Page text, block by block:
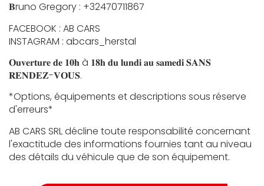
𝐁runo Gregory : +32470711867
FACEBOOK : AB CARS
INSTAGRAM : abcars_herstal
𝐎𝐮𝐯𝐞𝐫𝐭𝐮𝐫𝐞 𝐝𝐞 𝟏𝟎𝐡 à 𝟏𝟖𝐡 𝐝𝐮 𝐥𝐮𝐧𝐝𝐢 𝐚𝐮 𝐬𝐚𝐦𝐞𝐝𝐢 𝐒𝐀𝐍𝐒
𝐑𝐄𝐍𝐃𝐄𝐙-𝐕𝐎𝐔𝐒.
*Options, équipements et descriptions sous réserve
d'erreurs*
AB CARS SRL décline toute responsabilité concernant
l'exactitude des informations fournies tant au niveau
des détails du véhicule que de son équipement.